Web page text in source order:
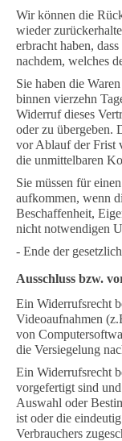
Wir können die
wieder
erbracht haben,
nachdem, welches
Sie haben die
binnen vierzehn
Widerruf dieses
oder zu übergeben.
vor Ablauf der Frist
die unmittelbaren
Sie müssen für
aufkommen, wenn
Beschaffenheit,
nicht notwendigen
- Ende der
Ausschluss bzw.
Ein Widerrufsrecht
Videoaufnahmen
von
die Versiegelung
Ein Widerrufsrecht
vorgefertigt sind
Auswahl oder
ist oder die
Verbrauchers